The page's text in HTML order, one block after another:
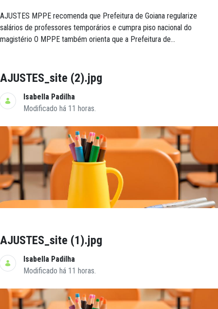
AJUSTES MPPE recomenda que Prefeitura de Goiana regularize
salários de professores temporários e cumpra piso nacional do
magistério O MPPE também orienta que a Prefeitura de...
AJUSTES_site (2).jpg
Isabella Padilha
Modificado há 11 horas.
AJUSTES_site (1).jpg
Isabella Padilha
Modificado há 11 horas.